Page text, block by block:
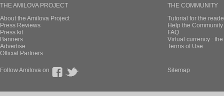
THE AMILOVA PROJECT
About the Amilova Project
Press Reviews
Press kit
Banners
Advertise
Official Partners
THE COMMUNITY
Tutorial for the
Help the
FAQ
Virtual currency :
Terms of Use
Follow Amilova on Sitemap